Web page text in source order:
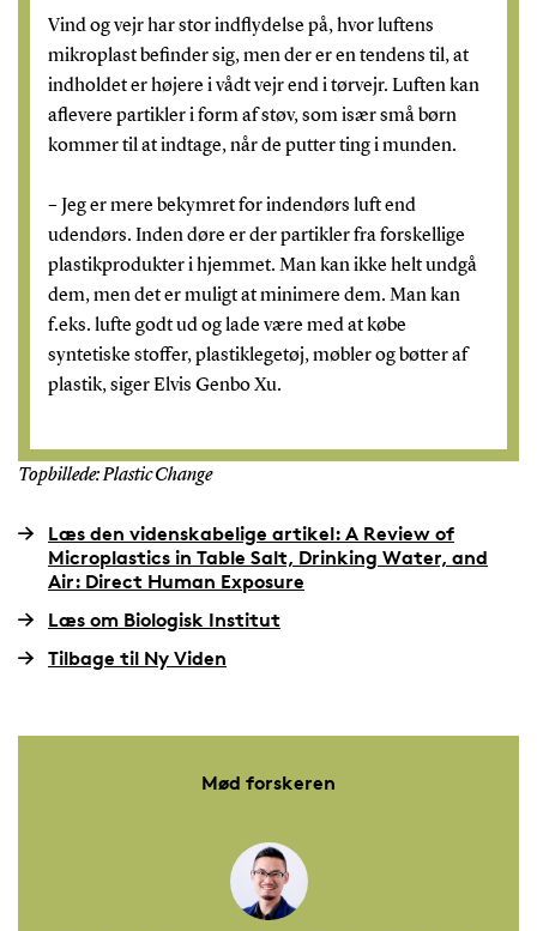
Vind og vejr har stor indflydelse på, hvor luftens
mikroplast befinder sig, men der er en tendens til, at
indholdet er højere i vådt vejr end i tørvejr. Luften kan
aflevere partikler i form af støv, som især små børn
kommer til at indtage, når de putter ting i munden.
– Jeg er mere bekymret for indendørs luft end
udendørs. Inden døre er der partikler fra forskellige
plastikprodukter i hjemmet. Man kan ikke helt undgå
dem, men det er muligt at minimere dem. Man kan
f.eks. lufte godt ud og lade være med at købe
syntetiske stoffer, plastiklegetøj, møbler og bøtter af
plastik, siger Elvis Genbo Xu.
Topbillede: Plastic Change
Læs den videnskabelige artikel: A Review of
Microplastics in Table Salt, Drinking Water, and
Air: Direct Human Exposure
Læs om Biologisk Institut
Tilbage til Ny Viden
Mød forskeren